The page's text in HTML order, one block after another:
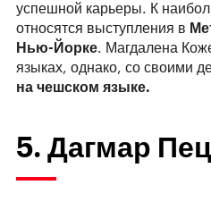
успешной карьеры. К
относятся выступления в
Нью-Йорке. Магдалена
языках, однако, со своими
на чешском языке.
5. Дагмар